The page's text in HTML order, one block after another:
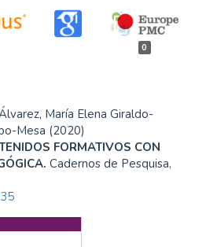
0
María Elena Giraldo-
Mesa (2020)
FORMATIVOS CON
Cadernos de Pesquisa,